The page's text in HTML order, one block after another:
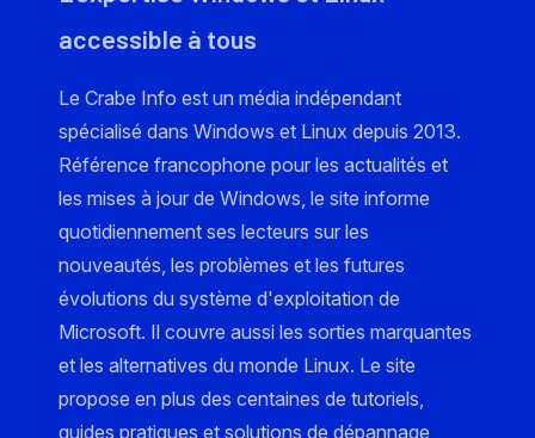
accessible à tous
Le Crabe Info est un média indépendant
spécialisé dans Windows et Linux depuis 2013.
Référence francophone pour les actualités et
les mises à jour de Windows, le site informe
quotidiennement ses lecteurs sur les
nouveautés, les problèmes et les futures
évolutions du système d'exploitation de
Microsoft. Il couvre aussi les sorties marquantes
et les alternatives du monde Linux. Le site
propose en plus des centaines de tutoriels,
guides pratiques et solutions de dépannage